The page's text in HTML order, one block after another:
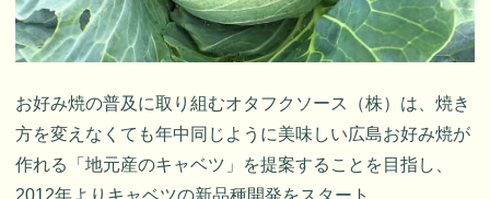
お好み焼の普及に取り組むオタフクソース（株）は、焼き
方を変えなくても年中同じように美味しい広島お好み焼が
作れる「地元産のキャベツ」を提案することを目指し、
2012年よりキャベツの新品種開発をスタート。